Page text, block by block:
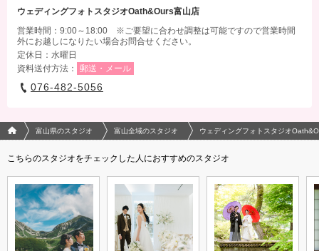
ウェディングフォトスタジオOath&Ours富山店
営業時間：9:00～18:00 ※ご要望に合わせ調整は可能ですので営業時間
外にお越しになりたい場合お問合せください。
定休日：水曜日
資料送付方法：
郵送・メール
076-482-5056
フォトウエディング/結婚写真のPhotorait ホーム
富山県のスタジオ 富山全域のスタジオ ウェディングフォトスタジオ
こちらのスタジオをチェックした人におすすめのスタジオ